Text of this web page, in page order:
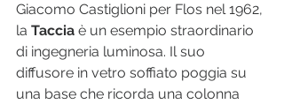
Giacomo Castiglioni per Flos nel 1962,
la Taccia è un esempio straordinario
di ingegneria luminosa. Il suo
diffusore in vetro soffiato poggia su
una base che ricorda una colonna